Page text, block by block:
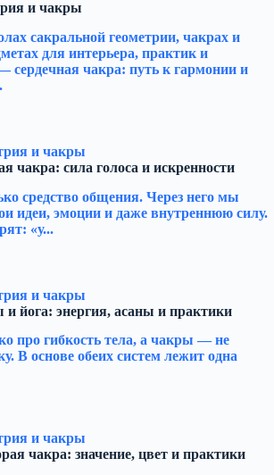
и чакры
сакральной геометрии, чакрах и
для интерьера, практик и
сердечная чакра: путь к гармонии и
и чакры
чакра: сила голоса и искренности
средство общения. Через него мы
идеи, эмоции и даже внутреннюю силу.
«у...
и чакры
йога: энергия, асаны и практики
про гибкость тела, а чакры — не
В основе обеих систем лежит одна
и чакры
чакра: значение, цвет и практики